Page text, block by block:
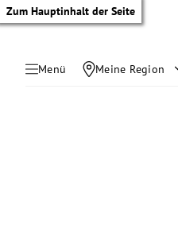
Zum Hauptinhalt der Seite
Menü Meine Region